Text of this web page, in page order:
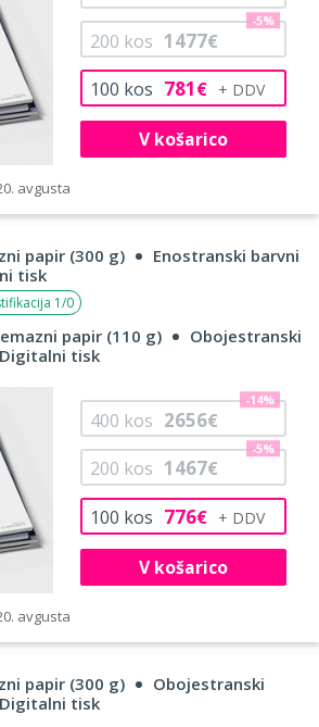
100 kos 781€
200 kos 1477€
-5%
V košarico
avgusta
papir (300 g)
Enostranski barvni
tisk
1/0
papir (110 g)
Obojestranski
Digitalni tisk
100 kos 776€
200 kos 1467€
-5%
400 kos 2656€
-14%
V košarico
avgusta
papir (300 g)
Obojestranski
Digitalni tisk